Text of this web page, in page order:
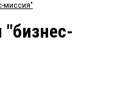
Мнения
Рейтинги
миссия"